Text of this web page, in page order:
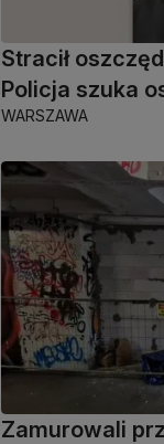
Stracił
Policja szuka
WARSZAWA
Zamurowali